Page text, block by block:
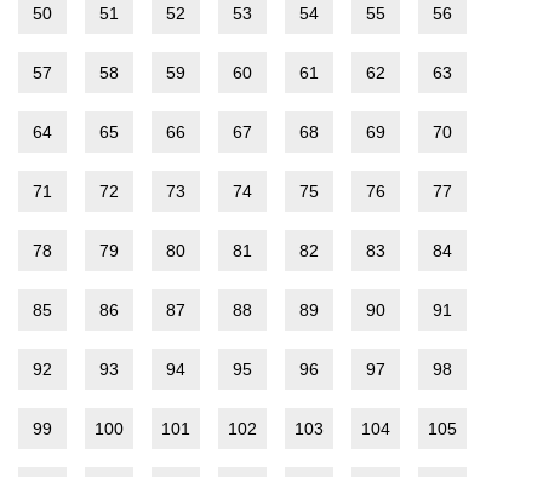
50 51 52 53 54 55 56
57 58 59 60 61 62 63
64 65 66 67 68 69 70
71 72 73 74 75 76 77
78 79 80 81 82 83 84
85 86 87 88 89 90 91
92 93 94 95 96 97 98
99 100 101 102 103 104 105